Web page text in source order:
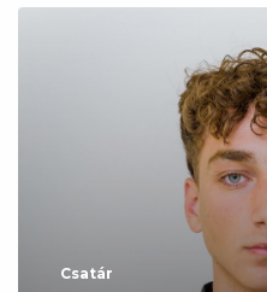
Csatár